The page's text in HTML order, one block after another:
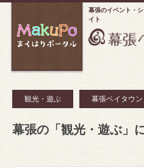
幕張のイベント・
イト
観光・遊ぶ 幕張ベイタウン
幕張の「観光・遊ぶ」